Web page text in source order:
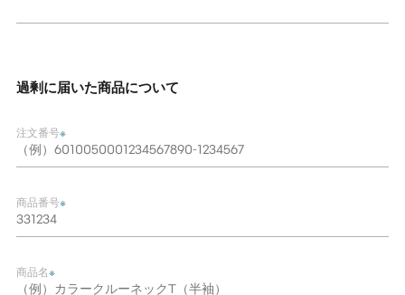
過剰に届いた商品について
注文番号※
商品番号※
商品名※